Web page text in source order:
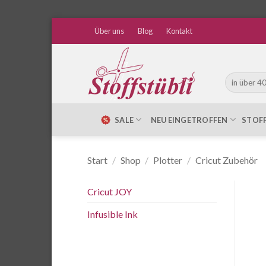
Über uns Blog Kontakt
Suche
nach:
SALE NEU EINGETROFFEN
Start / Shop / Plotter / Cricut Zubehör
Cricut JOY
Infusible Ink